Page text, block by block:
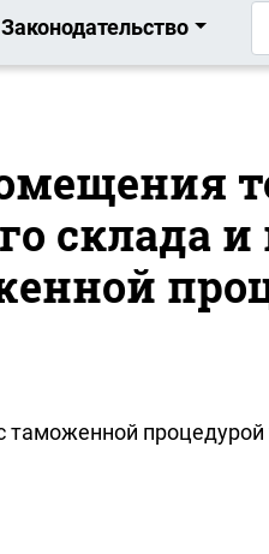
Законодательство
склада и
таможенной